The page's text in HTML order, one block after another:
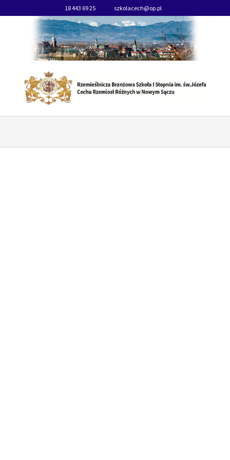
18 443 69 25 szkolacech@op.pl